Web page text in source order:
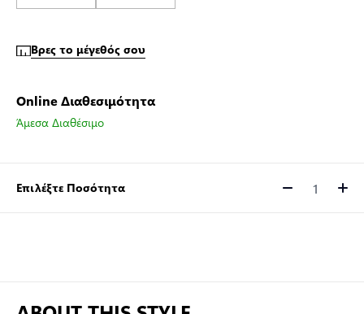
Βρες το μέγεθός σου
Online Διαθεσιμότητα
Άμεσα Διαθέσιμο
Επιλέξτε Ποσότητα Ποσότητα